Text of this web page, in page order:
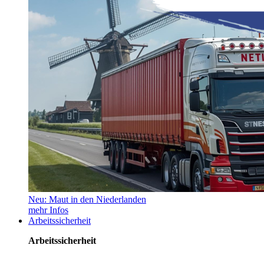
Neu: Maut in den Niederlanden
mehr Infos
Arbeitssicherheit
Arbeitssicherheit